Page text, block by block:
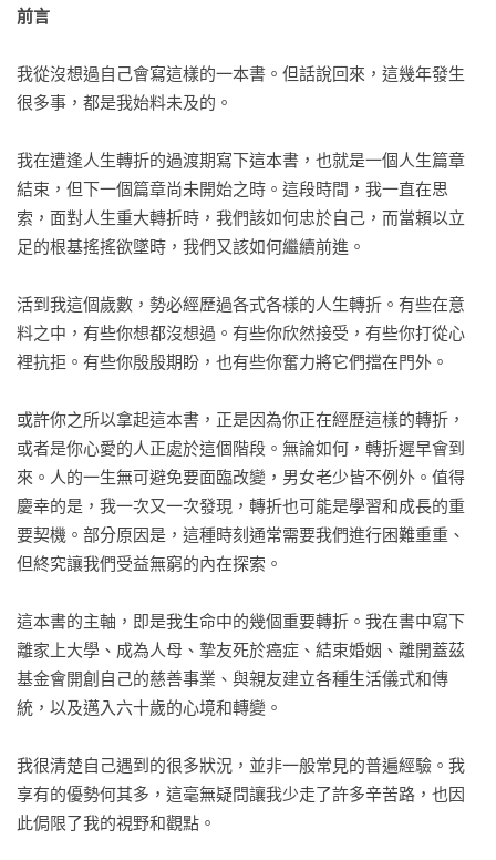
情和優雅，坦誠分享特別需要智慧的人生段落，如何暫停腳
前言
我從沒想過自己會寫這樣的一本書。但話說回來，這幾年發生
很多事，都是我始料未及的。
我在遭逢人生轉折的過渡期寫下這本書，也就是一個人生篇章
結束，但下一個篇章尚未開始之時。這段時間，我一直在思
索，面對人生重大轉折時，我們該如何忠於自己，而當賴以立
足的根基搖搖欲墜時，我們又該如何繼續前進。
活到我這個歲數，勢必經歷過各式各樣的人生轉折。有些在意
料之中，有些你想都沒想過。有些你欣然接受，有些你打從心
裡抗拒。有些你殷殷期盼，也有些你奮力將它們擋在門外。
或許你之所以拿起這本書，正是因為你正在經歷這樣的轉折，
或者是你心愛的人正處於這個階段。無論如何，轉折遲早會到
來。人的一生無可避免要面臨改變，男女老少皆不例外。值得
慶幸的是，我一次又一次發現，轉折也可能是學習和成長的重
要契機。部分原因是，這種時刻通常需要我們進行困難重重、
但終究讓我們受益無窮的內在探索。
這本書的主軸，即是我生命中的幾個重要轉折。我在書中寫下
離家上大學、成為人母、摯友死於癌症、結束婚姻、離開蓋茲
基金會開創自己的慈善事業、與親友建立各種生活儀式和傳
統，以及邁入六十歲的心境和轉變。
我很清楚自己遇到的很多狀況，並非一般常見的普遍經驗。我
享有的優勢何其多，這毫無疑問讓我少走了許多辛苦路，也因
此侷限了我的視野和觀點。